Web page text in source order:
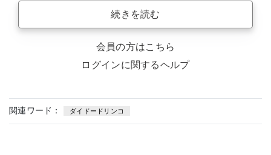
続きを読む
会員の方はこちら
ログインに関するヘルプ
関連ワード： ダイドードリンコ